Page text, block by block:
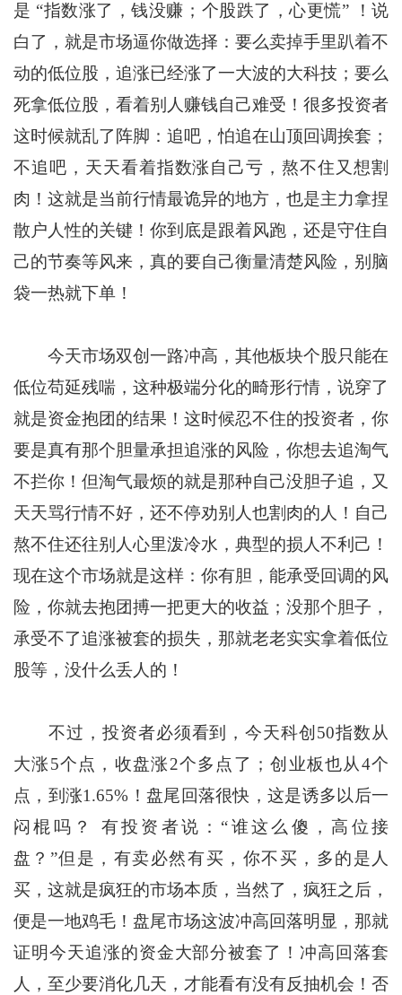
是 “指数涨了，钱没赚；个股跌了，心更慌” ！说
白了，就是市场逼你做选择：要么卖掉手里趴着不
动的低位股，追涨已经涨了一大波的大科技；要么
死拿低位股，看着别人赚钱自己难受！很多投资者
这时候就乱了阵脚：追吧，怕追在山顶回调挨套；
不追吧，天天看着指数涨自己亏，熬不住又想割
肉！这就是当前行情最诡异的地方，也是主力拿捏
散户人性的关键！你到底是跟着风跑，还是守住自
己的节奏等风来，真的要自己衡量清楚风险，别脑
袋一热就下单！
今天市场双创一路冲高，其他板块个股只能在
低位苟延残喘，这种极端分化的畸形行情，说穿了
就是资金抱团的结果！这时候忍不住的投资者，你
要是真有那个胆量承担追涨的风险，你想去追淘气
不拦你！但淘气最烦的就是那种自己没胆子追，又
天天骂行情不好，还不停劝别人也割肉的人！自己
熬不住还往别人心里泼冷水，典型的损人不利己！
现在这个市场就是这样：你有胆，能承受回调的风
险，你就去抱团搏一把更大的收益；没那个胆子，
承受不了追涨被套的损失，那就老老实实拿着低位
股等，没什么丢人的！
不过，投资者必须看到，今天科创50指数从
大涨5个点，收盘涨2个多点了；创业板也从4个
点，到涨1.65%！盘尾回落很快，这是诱多以后一
闷棍吗？ 有投资者说：“谁这么傻，高位接
盘？”但是，有卖必然有买，你不买，多的是人
买，这就是疯狂的市场本质，当然了，疯狂之后，
便是一地鸡毛！盘尾市场这波冲高回落明显，那就
证明今天追涨的资金大部分被套了！冲高回落套
人，至少要消化几天，才能看有没有反抽机会！否